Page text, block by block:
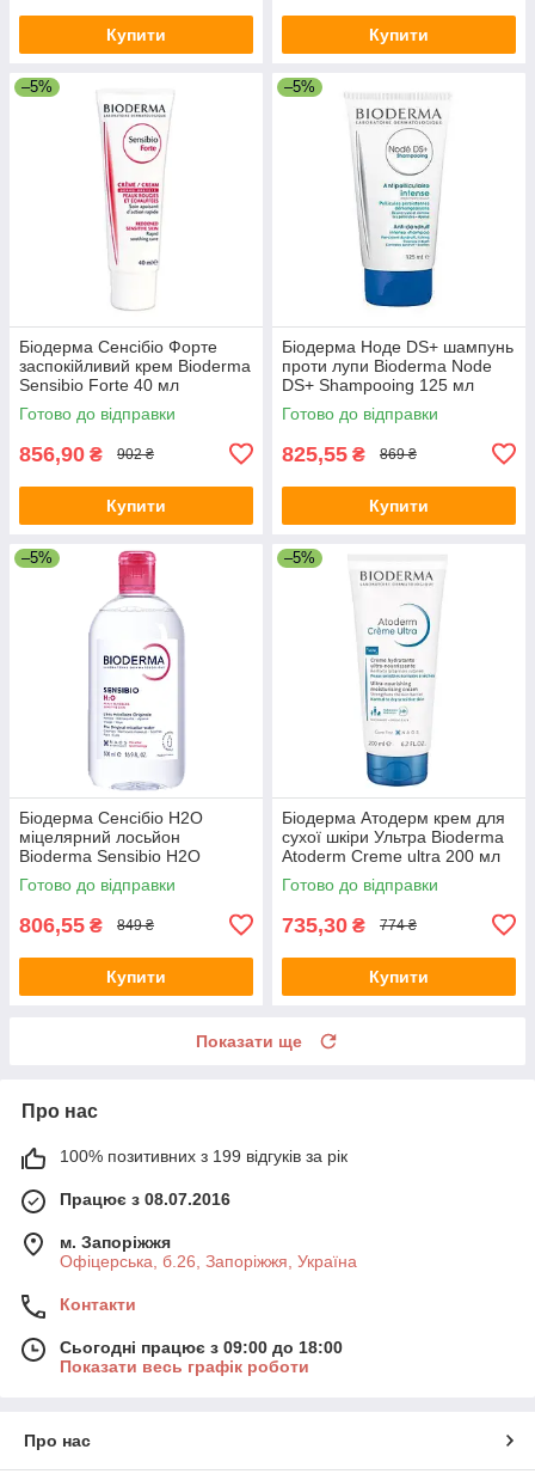
Купити Купити
–5%
Біодерма Сенсібіо Форте
заспокійливий крем Bioderma
Sensibio Forte 40 мл
Готово до відправки
856,90 ₴ 902 ₴
Купити
–5%
Біодерма Ноде DS+ шампунь
проти лупи Bioderma Node
DS+ Shampooing 125 мл
Готово до відправки
825,55 ₴ 869 ₴
Купити
–5%
Біодерма Сенсібіо H2O
міцелярний лосьйон
Bioderma Sensibio H2O
solution micellaire 500 мл
Готово до відправки
806,55 ₴ 849 ₴
Купити
–5%
Біодерма Атодерм крем для
сухої шкіри Ультра Bioderma
Atoderm Creme ultra 200 мл
Готово до відправки
735,30 ₴ 774 ₴
Купити
Показати ще
Про нас
100% позитивних з 199 відгуків за рік
Працює з 08.07.2016
м. Запоріжжя
Офіцерська, б.26, Запоріжжя, Україна
Контакти
Сьогодні працює з 09:00 до 18:00
Показати весь графік роботи
Про нас